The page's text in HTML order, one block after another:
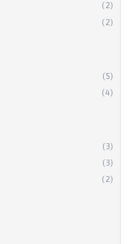
(2)
(2)
(5)
(4)
(3)
(3)
(2)